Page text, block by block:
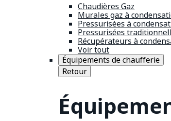
Chaudières Gaz
Murales gaz à
Pressurisées à
Pressurisées
Récupérateurs à
Voir tout
Équipements de chaufferie
Retour